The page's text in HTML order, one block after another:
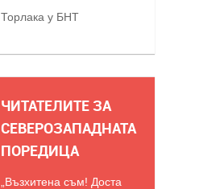
Торлака у БНТ
ЧИТАТЕЛИТЕ ЗА
СЕВЕРОЗАПАДНАТА
ПОРЕДИЦА
„Възхитена съм! Доста